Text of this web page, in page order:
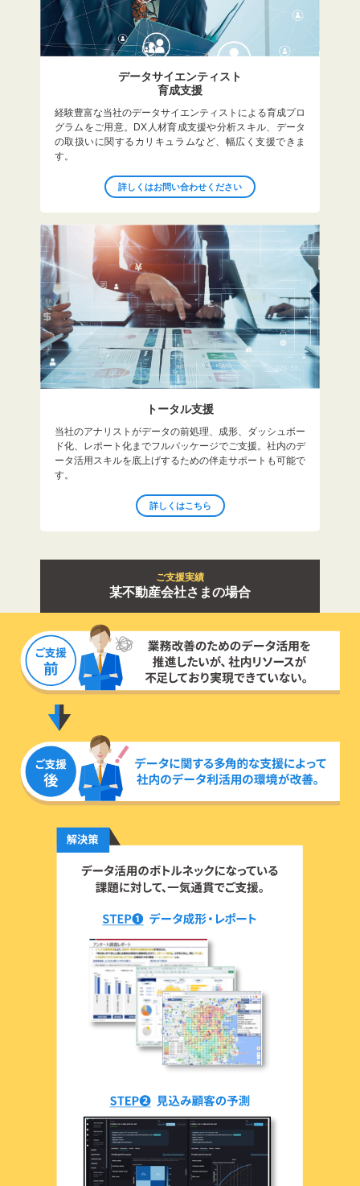
データサイエンティスト
育成支援
経験豊富な当社のデータサイエンティストによる育成プロ
グラムをご用意。DX人材育成支援や分析スキル、データ
の取扱いに関するカリキュラムなど、幅広く支援できま
す。
詳しくはお問い合わせください
トータル支援
当社のアナリストがデータの前処理、成形、ダッシュボー
ド化、レポート化までフルパッケージでご支援。社内のデ
ータ活用スキルを底上げするための伴走サポートも可能で
す。
詳しくはこちら
ご支援実績
某不動産会社さまの場合